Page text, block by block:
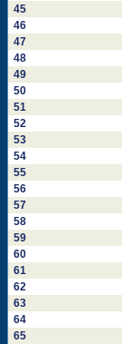
45
46
47
48
49
50
51
52
53
54
55
56
57
58
59
60
61
62
63
64
65